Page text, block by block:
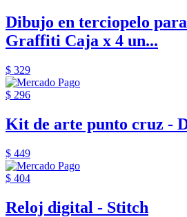
Dibujo en terciopelo
Graffiti Caja x 4 un...
$ 329
$ 296
Kit de arte punto cruz -
$ 449
$ 404
Reloj digital - Stitch